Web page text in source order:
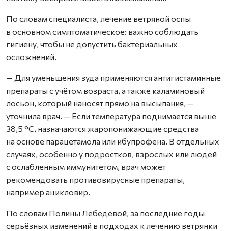
По словам специалиста, лечение ветряной оспы
в основном симптоматическое: важно соблюдать
гигиену, чтобы не допустить бактериальных
осложнений.
— Для уменьшения зуда применяются антигистаминные
препараты с учётом возраста, а также каламиновый
лосьон, который наносят прямо на высыпания, —
уточнила врач. — Если температура поднимается выше
38,5 °C, назначаются жаропонижающие средства
на основе парацетамола или ибупрофена. В отдельных
случаях, особенно у подростков, взрослых или людей
с ослабленным иммунитетом, врач может
рекомендовать противовирусные препараты,
например ацикловир.
По словам Полины Лебедевой, за последние годы
серьёзных изменений в подходах к лечению ветрянки